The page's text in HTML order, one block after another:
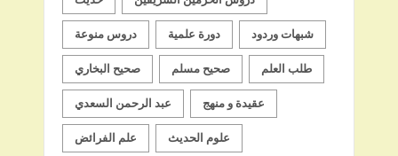
دروس منوعة دورة علمية شبهات وردود
صحيح البخاري صحيح مسلم طلب العلم
عبد الرحمن السعدي عقيدة و منهج
علم الفرائض علوم الحديث